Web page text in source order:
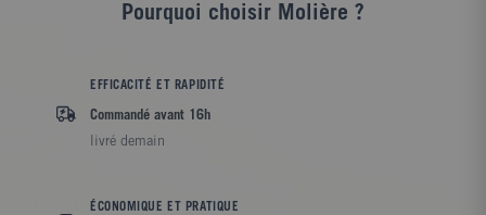
Pourquoi choisir Molière ?
EFFICACITÉ ET RAPIDITÉ
Commandé avant 16h
livré demain
ÉCONOMIQUE ET PRATIQUE